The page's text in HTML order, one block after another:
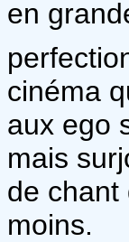
en
cinéma
aux ego
mais
de chant
moins.